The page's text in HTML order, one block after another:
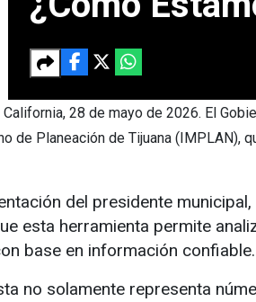
California, 28 de mayo de 2026. El
de Planeación de Tijuana (IMPLAN),
del presidente
esta herramienta permite
base en información confiable.
no solamente representa